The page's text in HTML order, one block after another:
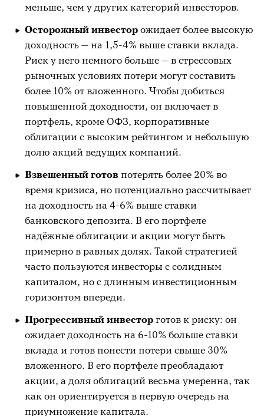
меньше, чем у других категорий инвесторов.
Осторожный инвестор ожидает более высокую
доходность — на 1,5-4% выше ставки вклада.
Риск у него немного больше — в стрессовых
рыночных условиях потери могут составить
более 10% от вложенного. Чтобы добиться
повышенной доходности, он включает в
портфель, кроме ОФЗ, корпоративные
облигации с высоким рейтингом и небольшую
долю акций ведущих компаний.
Взвешенный готов потерять более 20% во
время кризиса, но потенциально рассчитывает
на доходность на 4-6% выше ставки
банковского депозита. В его портфеле
надёжные облигации и акции могут быть
примерно в равных долях. Такой стратегией
часто пользуются инвесторы с солидным
капиталом, но с длинным инвестиционным
горизонтом впереди.
Прогрессивный инвестор готов к риску: он
ожидает доходность на 6-10% больше ставки
вклада и готов понести потери свыше 30%
вложенного. В его портфеле преобладают
акции, а доля облигаций весьма умеренна, так
как он ориентируется в первую очередь на
приумножение капитала.